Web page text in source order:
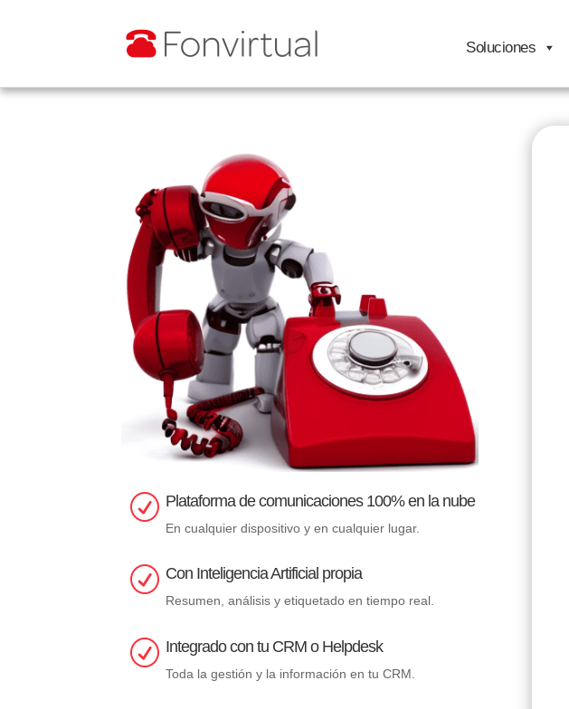
Soluciones
R Plataforma de comunicaciones 100% en la nube
En cualquier dispositivo y en cualquier lugar.
R Con Inteligencia Artificial propia
Resumen, análisis y etiquetado en tiempo real.
R Integrado con tu CRM o Helpdesk
Toda la gestión y la información en tu CRM.